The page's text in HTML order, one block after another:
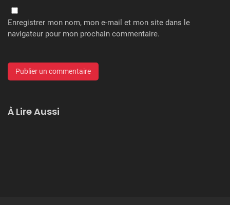
Enregistrer mon nom, mon e-mail et mon site dans le
navigateur pour mon prochain commentaire.
À Lire Aussi